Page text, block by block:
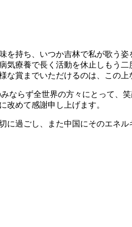
持ち、いつか吉林で私が歌う姿
療養で長く活動を休止しもう
賞までいただけるのは、この上
らず全世界の方々にとって、
改めて感謝申し上げます。
過ごし、また中国にそのエネル